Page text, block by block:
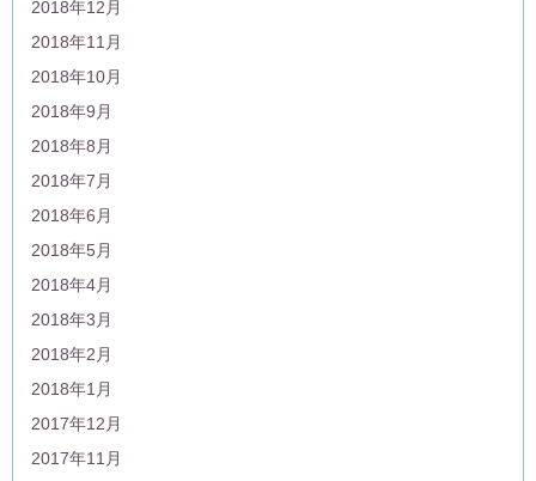
2018年12月
2018年11月
2018年10月
2018年9月
2018年8月
2018年7月
2018年6月
2018年5月
2018年4月
2018年3月
2018年2月
2018年1月
2017年12月
2017年11月